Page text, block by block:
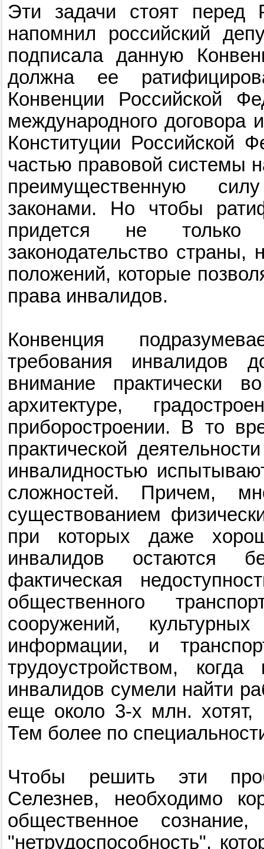
Эти задачи стоят перед
напомнил российский
подписала данную
должна ее
Конвенции Российской
международного договора
Конституции Российской
частью правовой системы
преимущественную
законами. Но чтобы
придется не
законодательство
положений, которые
права инвалидов.
Конвенция
требования инвалидов
внимание практически
архитектуре,
приборостроении. В то
практической
инвалидностью
сложностей. Причем,
существованием
при которых даже
инвалидов остаются
фактическая
общественного
сооружений,
информации, и
трудоустройством,
инвалидов сумели найти
еще около 3-х млн. хотят,
Тем более по
Чтобы решить эти
Селезнев, необходимо
общественное
"нетрудоспособность",